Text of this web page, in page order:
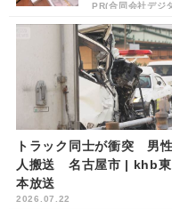
PR(合同会社デジ
トラック同士が衝突 男
人搬送 名古屋市 | khb東
本放送
2026.07.22